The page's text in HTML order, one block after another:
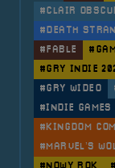
#CLAIR
#DEATH
#FABLE
#GRY INDIE
#GRY WIDEO
#INDIE GAMES
#KINGDOM
#MARVEL’S